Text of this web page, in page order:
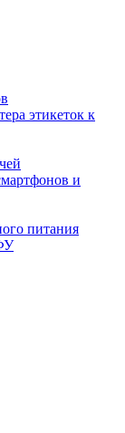
этикеток к
и
питания